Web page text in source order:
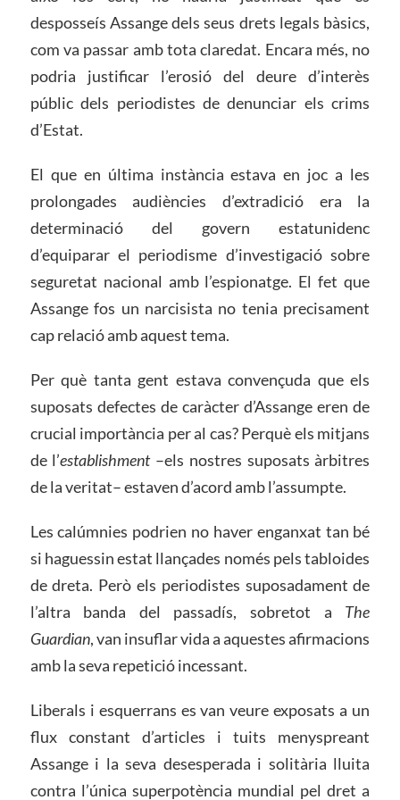
desposseís Assange dels seus drets legals bàsics,
com va passar amb tota claredat. Encara més, no
podria justificar l’erosió del deure d’interès
públic dels periodistes de denunciar els crims
d’Estat.
El que en última instància estava en joc a les
prolongades audiències d’extradició era la
determinació del govern estatunidenc
d’equiparar el periodisme d’investigació sobre
seguretat nacional amb l’espionatge. El fet que
Assange fos un narcisista no tenia precisament
cap relació amb aquest tema.
Per què tanta gent estava convençuda que els
suposats defectes de caràcter d’Assange eren de
crucial importància per al cas? Perquè els mitjans
de l’establishment–els nostres suposats àrbitres
de la veritat– estaven d’acord amb l’assumpte.
Les calúmnies podrien no haver enganxat tan bé
si haguessin estat llançades només pels tabloides
de dreta. Però els periodistes suposadament de
l’altra banda del passadís, sobretot a The
Guardian, van insuflar vida a aquestes afirmacions
amb la seva repetició incessant.
Liberals i esquerrans es van veure exposats a un
flux constant d’articles i tuits menyspreant
Assange i la seva desesperada i solitària lluita
contra l’única superpotència mundial pel dret a